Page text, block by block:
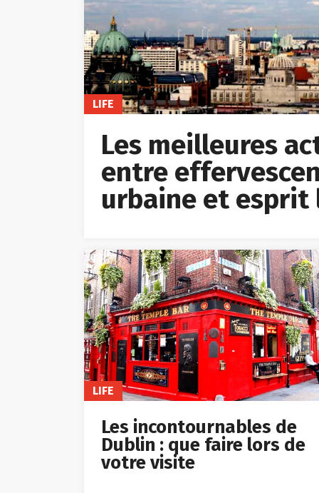
LIFE
Les meilleures
entre
urbaine et esprit
LIFE
Les incontournables de
Dublin : que faire lors de
votre visite